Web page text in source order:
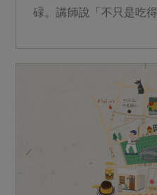
碌。講師說「不只是吃
打造樂齡健康存一些本